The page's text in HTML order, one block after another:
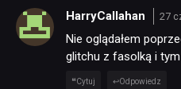
HarryCallahan 27
Nie oglądałem
glitchu z fasolką i tym
Cytuj Odpowiedz